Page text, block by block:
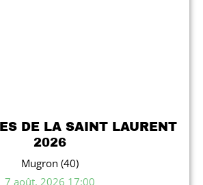
DE LA SAINT LAURENT
2026
Mugron (40)
7 août, 2026 17:00